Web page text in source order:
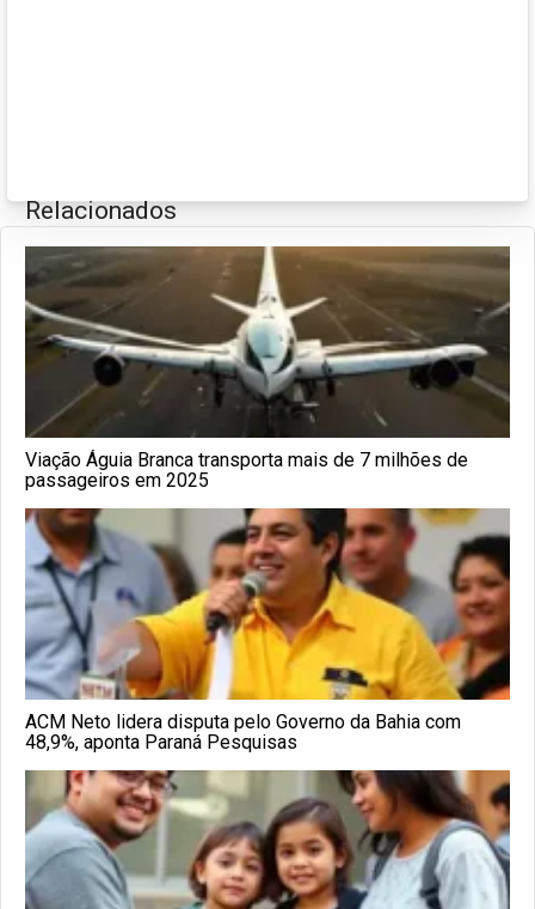
Relacionados
Viação Águia Branca transporta mais de 7 milhões de
passageiros em 2025
ACM Neto lidera disputa pelo Governo da Bahia com
48,9%, aponta Paraná Pesquisas